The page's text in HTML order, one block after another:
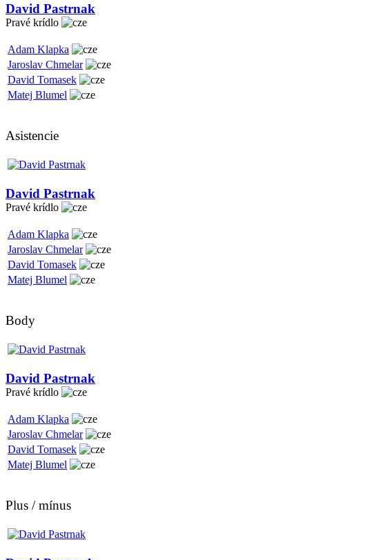
David Pastrnak
Pravé krídlo
Adam Klapka
Jaroslav Chmelar
David Tomasek
Matej Blumel
Asistencie
David Pastrnak
Pravé krídlo
Adam Klapka
Jaroslav Chmelar
David Tomasek
Matej Blumel
Body
David Pastrnak
Pravé krídlo
Adam Klapka
Jaroslav Chmelar
David Tomasek
Matej Blumel
Plus / mínus